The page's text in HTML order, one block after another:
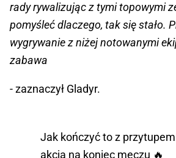
rady rywalizując z tymi topowymi
pomyśleć dlaczego, tak się stało.
wygrywanie z niżej notowanymi
zabawa
- zaznaczył Gladyr.
Jak kończyć to z
akcja na koniec meczu 🔥